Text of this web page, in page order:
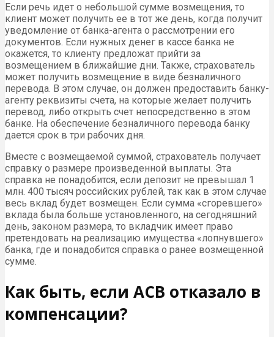
Если речь идет о небольшой сумме возмещения, то
клиент может получить ее в тот же день, когда получит
уведомление от банка-агента о рассмотрении его
документов. Если нужных денег в кассе банка не
окажется, то клиенту предложат прийти за
возмещением в ближайшие дни. Также, страхователь
может получить возмещение в виде безналичного
перевода. В этом случае, он должен предоставить банку-
агенту реквизиты счета, на которые желает получить
перевод, либо открыть счет непосредственно в этом
банке. На обеспечение безналичного перевода банку
дается срок в три рабочих дня.
Вместе с возмещаемой суммой, страхователь получает
справку о размере произведенной выплаты. Эта
справка не понадобится, если депозит не превышал 1
млн. 400 тысяч российских рублей, так как в этом случае
весь вклад будет возмещен. Если сумма «сгоревшего»
вклада была больше установленного, на сегодняшний
день, законом размера, то вкладчик имеет право
претендовать на реализацию имущества «лопнувшего»
банка, где и понадобится справка о ранее возмещенной
сумме.
Как быть, если АСВ отказало в
компенсации?